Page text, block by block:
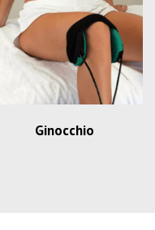
Ginocchio